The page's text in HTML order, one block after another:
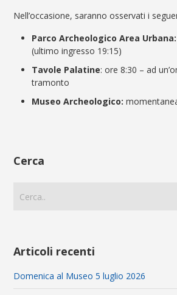
Nell’occasione, saranno osservati i
Parco Archeologico Area
(ultimo ingresso 19:15)
Tavole Palatine: ore 8:30 – ad
tramonto
Museo Archeologico:
Cerca
Articoli recenti
Domenica al Museo 5 luglio 2026